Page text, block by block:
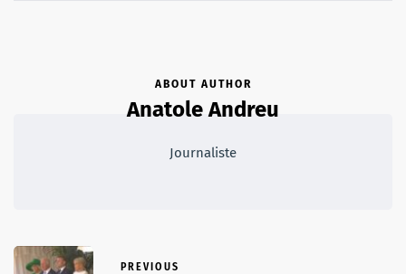
ABOUT AUTHOR
Anatole Andreu
Journaliste
PREVIOUS